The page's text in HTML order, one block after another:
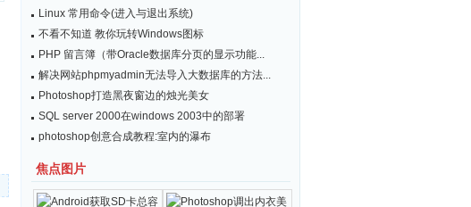
Linux 常用命令(进入与退出系统)
不看不知道 教你玩转Windows图标
PHP 留言簿（带Oracle数据库分页的显示功能...
解决网站phpmyadmin无法导入大数据库的方法...
Photoshop打造黑夜窗边的烛光美女
SQL server 2000在windows 2003中的部署
photoshop创意合成教程:室内的瀑布
焦点图片